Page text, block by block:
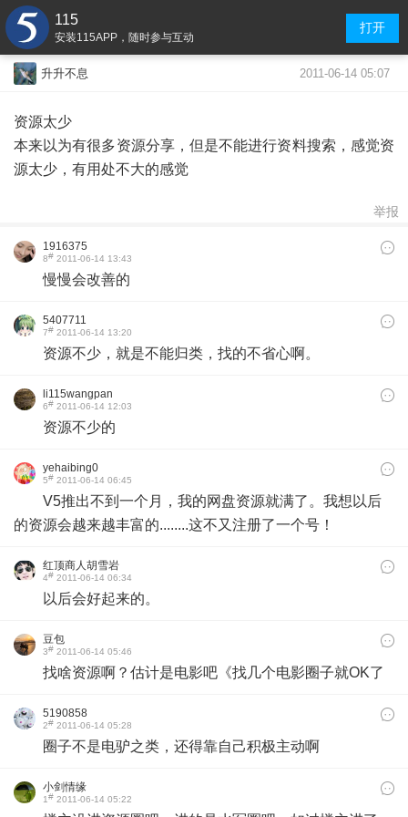
115
安装115APP，随时参与互动
打开
升升不息 2011-06-14 05:07
资源太少
本来以为有很多资源分享，但是不能进行资料搜索，感觉资
源太少，有用处不大的感觉
举报
1916375
8# 2011-06-14 13:43
慢慢会改善的
5407711
7# 2011-06-14 13:20
资源不少，就是不能归类，找的不省心啊。
li115wangpan
6# 2011-06-14 12:03
资源不少的
yehaibing0
5# 2011-06-14 06:45
V5推出不到一个月，我的网盘资源就满了。我想以后
的资源会越来越丰富的........这不又注册了一个号！
红顶商人胡雪岩
4# 2011-06-14 06:34
以后会好起来的。
豆包
3# 2011-06-14 05:46
找啥资源啊？估计是电影吧《找几个电影圈子就OK了
5190858
2# 2011-06-14 05:28
圈子不是电驴之类，还得靠自己积极主动啊
小剑情缘
1# 2011-06-14 05:22